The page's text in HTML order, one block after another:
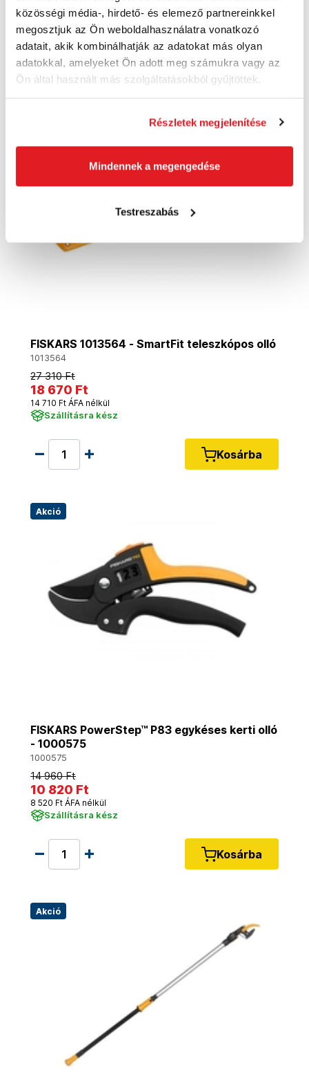
közösségi média-, hirdető- és elemező partnereinkkel
megosztjuk az Ön weboldalhasználatra vonatkozó
adatait, akik kombinálhatják az adatokat más olyan
adatokkal, amelyeket Ön adott meg számukra vagy az
Ön által használt más szolgáltatásokból gyűjtöttek.
Részletek megjelenítése
Mindennek a megengedése
Testreszabás
4 830 Ft
3 810 Ft ÁFA nélkül
Szállításra kész
Kosárba
FISKARS 1013564 - SmartFit teleszkópos olló
1013564
27 310 Ft
18 670 Ft
14 710 Ft ÁFA nélkül
Szállításra kész
Kosárba
Akció
FISKARS PowerStep™ P83 egykéses kerti olló
- 1000575
1000575
14 960 Ft
10 820 Ft
8 520 Ft ÁFA nélkül
Szállításra kész
Kosárba
Akció